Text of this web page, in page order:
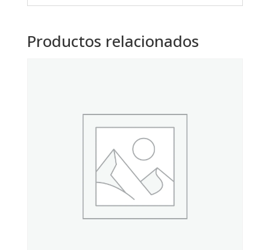
Productos relacionados